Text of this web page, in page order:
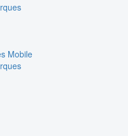
Mobile